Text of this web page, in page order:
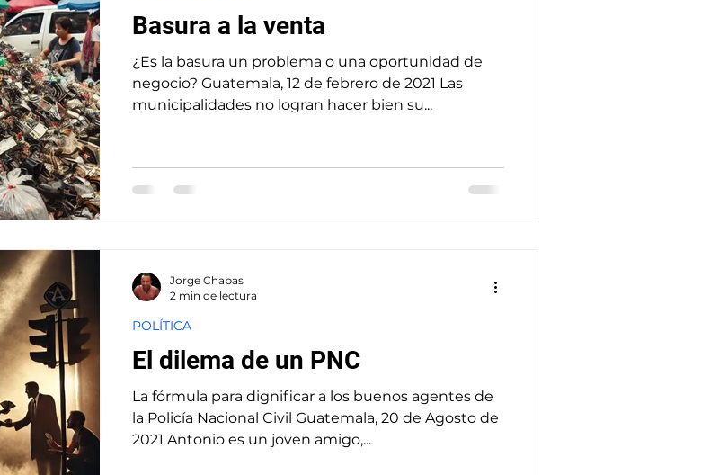
Basura a la venta
¿Es la basura un problema o una oportunidad de
negocio? Guatemala, 12 de febrero de 2021 Las
municipalidades no logran hacer bien su...
El dilema de un PNC
La fórmula para dignificar a los buenos agentes de
la Policía Nacional Civil Guatemala, 20 de Agosto de
2021 Antonio es un joven amigo,...
POLÍTICA
Jorge Chapas
2 min de lectura